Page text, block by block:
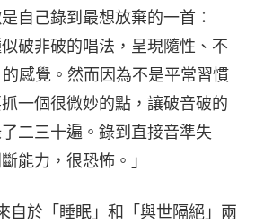
自己錄到最想放棄的一首：
似破非破的唱法，呈現隨性、不
感覺。然而因為不是平常習慣
一個很微妙的點，讓破音破的
二三十遍。錄到直接音準失
能力，很恐怖。」
自於「睡眠」和「與世隔絕」兩